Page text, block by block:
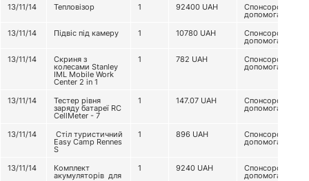
13/11/14
Тепловізор 1 92400 UAH Спонсорська
допомога
13/11/14
Підвіс під камеру 1 10780 UAH Спонсорська
допомога
13/11/14
Скриня з
колесами Stanley
IML Mobile Work
Center 2 in 1
1 782 UAH Спонсорська
допомога
13/11/14 Тестер рівня
заряду батареї RC
CellMeter - 7
1 147.07 UAH Спонсорська
допомога
13/11/14 Стіл туристичний
Easy Camp Rennes
S
1 896 UAH Спонсорська
допомога
13/11/14 Комплект
акумуляторів для
1 9240 UAH Спонсорська
допомога